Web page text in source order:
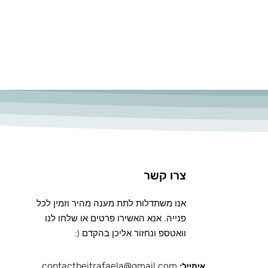
צרו קשר
אנו משתדלות לתת מענה מהיר וזמין לכל
פנייה. אנא האשירו פרטים או שלחו לנו
וואטספ ונחזור אליכן בהקדם (:
contactbeitrafaela@gmail.com